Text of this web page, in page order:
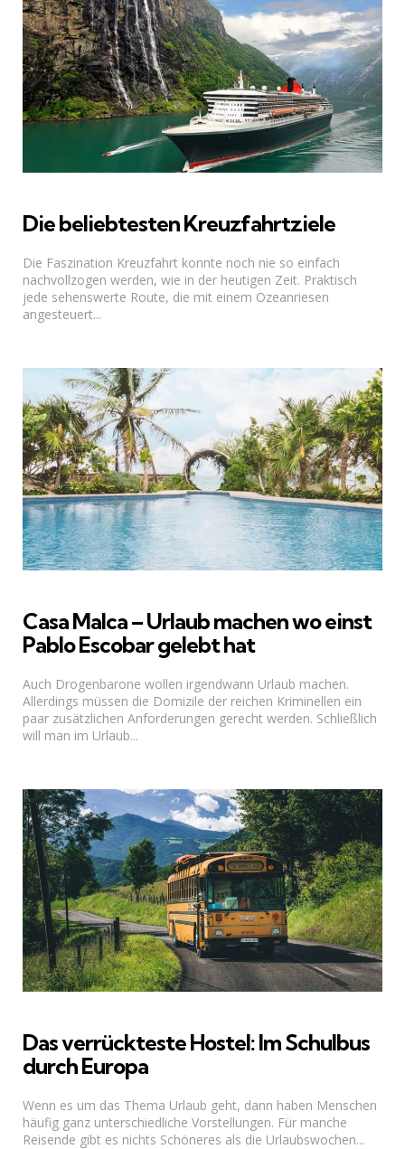
Die beliebtesten Kreuzfahrtziele
Die Faszination Kreuzfahrt konnte noch nie so einfach
nachvollzogen werden, wie in der heutigen Zeit. Praktisch
jede sehenswerte Route, die mit einem Ozeanriesen
angesteuert...
Casa Malca – Urlaub machen wo einst
Pablo Escobar gelebt hat
Auch Drogenbarone wollen irgendwann Urlaub machen.
Allerdings müssen die Domizile der reichen Kriminellen ein
paar zusätzlichen Anforderungen gerecht werden. Schließlich
will man im Urlaub...
Das verrückteste Hostel: Im Schulbus
durch Europa
Wenn es um das Thema Urlaub geht, dann haben Menschen
häufig ganz unterschiedliche Vorstellungen. Für manche
Reisende gibt es nichts Schöneres als die Urlaubswochen...